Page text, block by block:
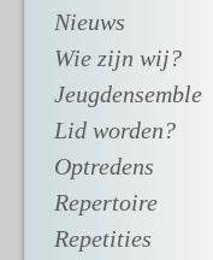
Nieuws
Wie zijn wij?
Jeugdensemble
Lid worden?
Optredens
Repertoire
Repetities